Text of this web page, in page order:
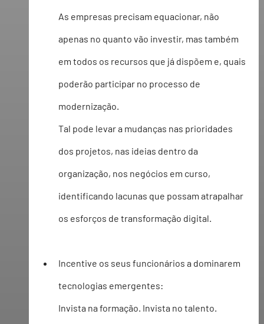
As empresas precisam equacionar, não
apenas no quanto vão investir, mas também
em todos os recursos que já dispõem e, quais
poderão participar no processo de
modernização.
Tal pode levar a mudanças nas prioridades
dos projetos, nas ideias dentro da
organização, nos negócios em curso,
identificando lacunas que possam atrapalhar
os esforços de transformação digital.
Incentive os seus funcionários a dominarem
tecnologias emergentes:
Invista na formação. Invista no talento.